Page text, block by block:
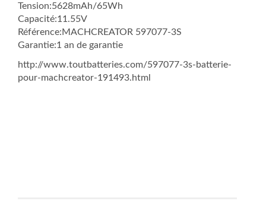
Tension:5628mAh/65Wh
Capacité:11.55V
Référence:MACHCREATOR 597077-3S
Garantie:1 an de garantie
http://www.toutbatteries.com/597077-3s-batterie-
pour-machcreator-191493.html